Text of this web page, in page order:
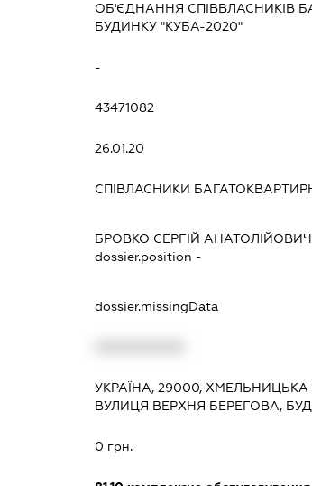
ОБ'ЄДНАННЯ СПІВВЛАСНИКІВ
БУДИНКУ "КУБА-2020"
-
43471082
26.01.20
СПІВЛАСНИКИ
БРОВКО СЕРГІЙ АНАТОЛІЙОВИЧ
dossier.position -
dossier.missingData
УКРАЇНА, 29000,
ВУЛИЦЯ ВЕРХНЯ БЕРЕГОВА,
0 грн.